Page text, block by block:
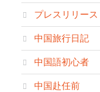
プレスリリース
中国旅行日記
中国語初心者
中国赴任前